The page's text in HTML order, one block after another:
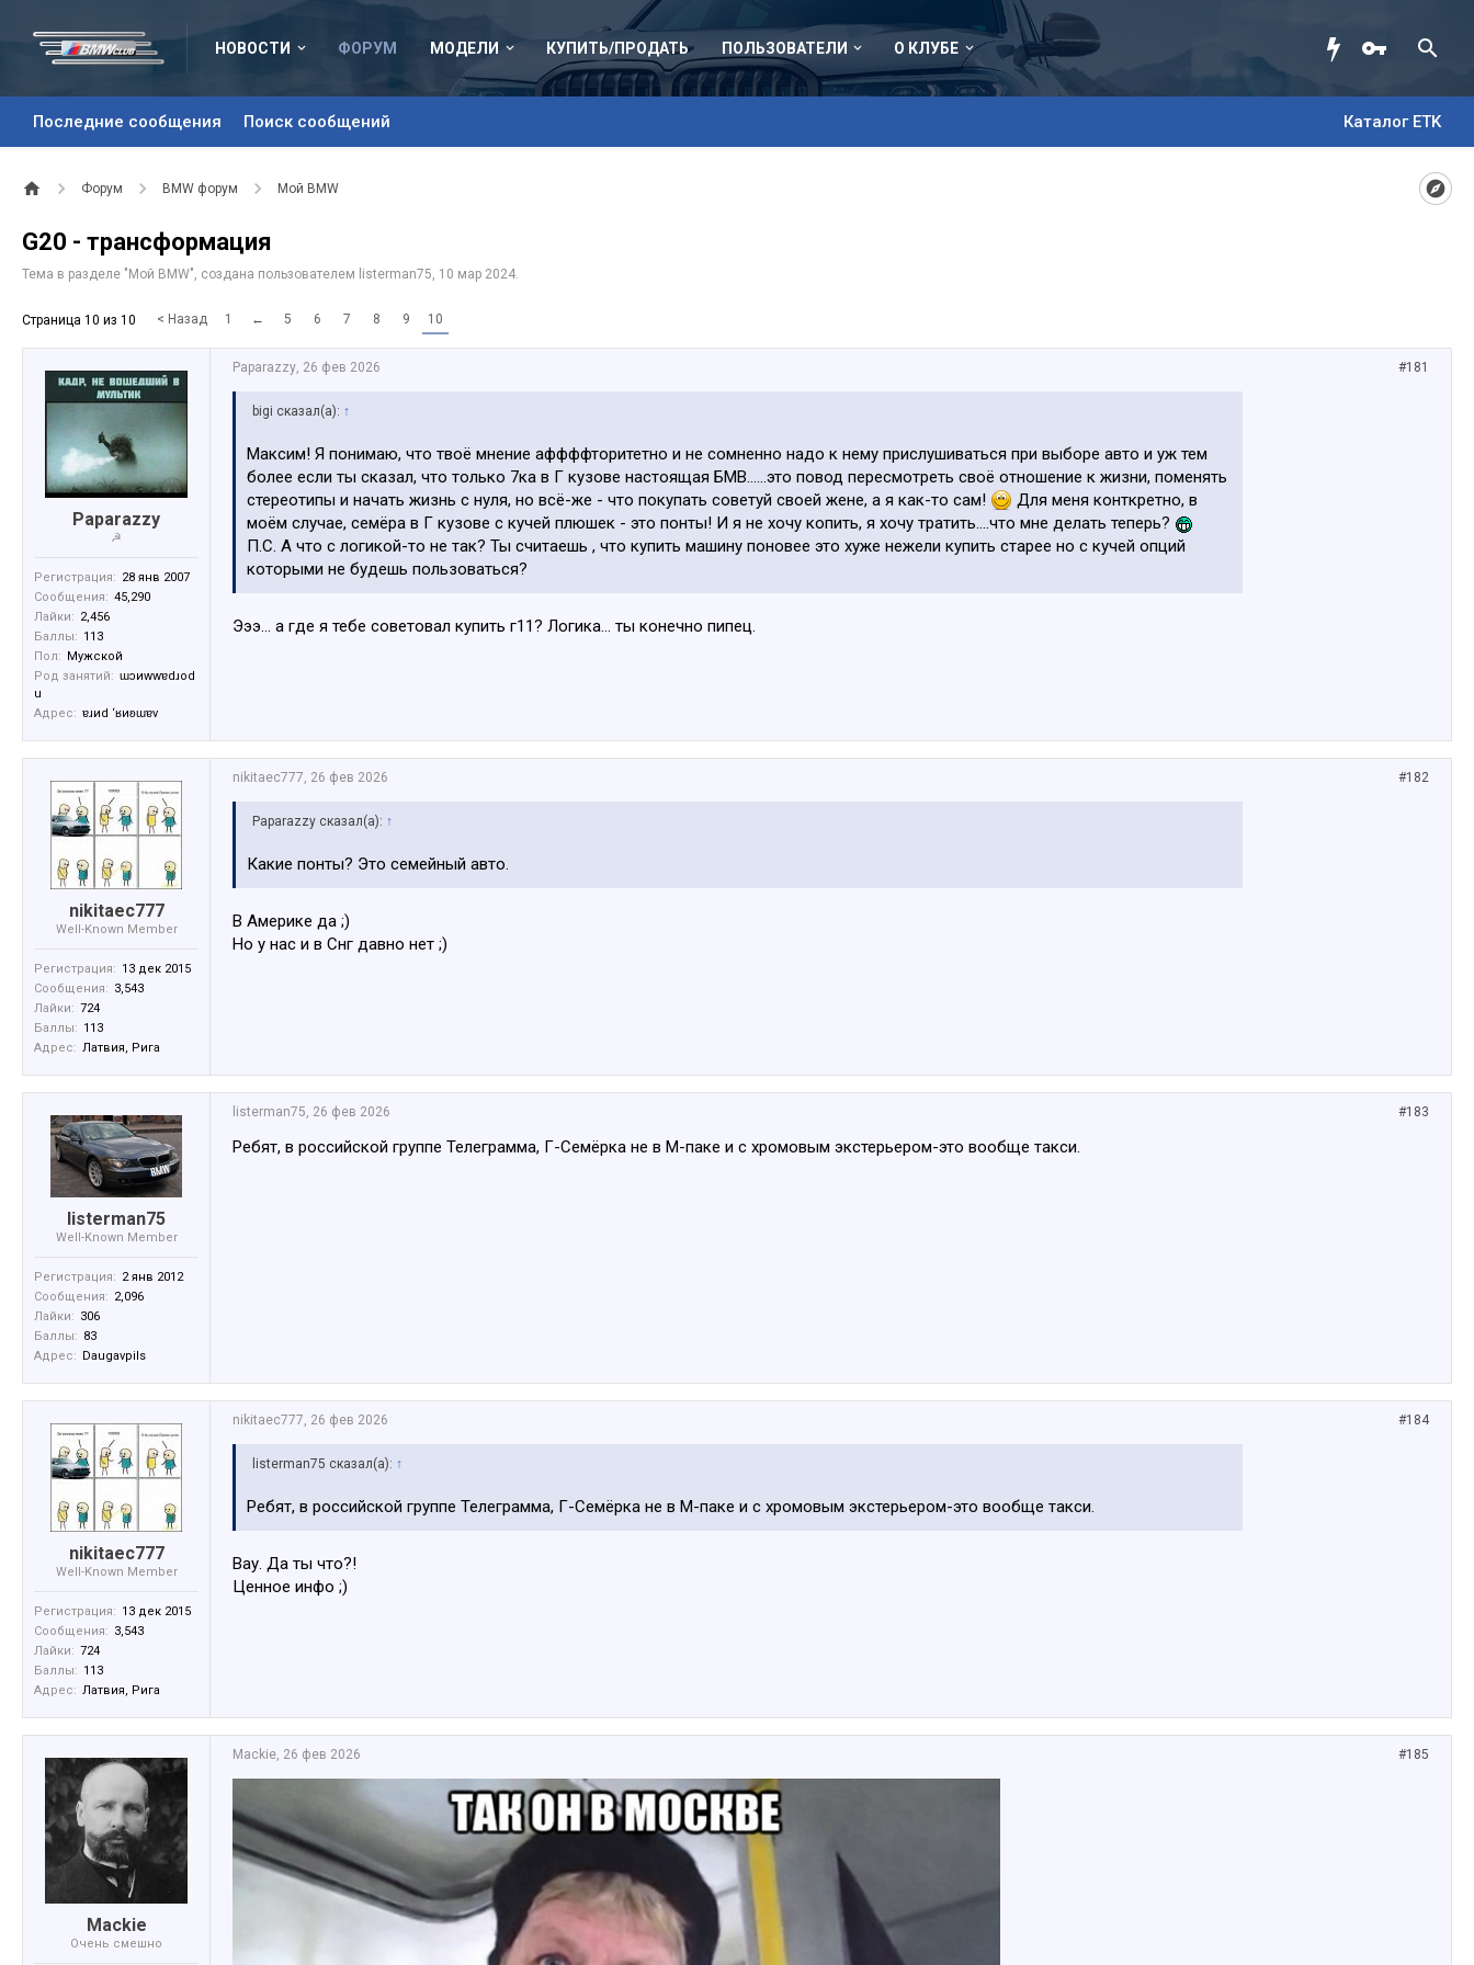
НОВОСТИ ФОРУМ
Последние сообщения Поиск сообщений Каталог ETK
МОДЕЛИ КУПИТЬ/ПРОДАТЬ ПОЛЬЗОВАТЕЛИ О КЛУБЕ
Форум BMW форум Мой BMW
G20 - трансформация
Тема в разделе " Мой BMW", создана пользователем listerman75, 10 мар 2024.
Страница 10 из 10 < Назад 1 ← 5 6 7 8 9 10
Paparazzy
☭
Регистрация: 28 янв 2007
Сообщения: 45,290
Лайки: 2,456
Баллы: 113
Пол:
Мужской
Род занятий: ɯɔиwwɐdɹоd
u
Адрес: ɐɹиd ‘ʁиʚɯɐv
#181
Paparazzy, 26 фев 2026
bigi сказал(а): ↑
Максим! Я понимаю, что твоё мнение аффффторитетно и не сомненно надо к нему прислушиваться при выборе авто и уж тем
более если ты сказал, что только 7ка в Г кузове настоящая БМВ......это повод пересмотреть своё отношение к жизни, поменять
стереотипы и начать жизнь с нуля, но всё-же - что покупать советуй своей жене, а я как-то сам!
Для меня конткретно, в
моём случае, семёра в Г кузове с кучей плюшек - это понты! И я не хочу копить, я хочу тратить....что мне делать теперь?
П.С. А что с логикой-то не так? Ты считаешь , что купить машину поновее это хуже нежели купить старее но с кучей опций
которыми не будешь пользоваться?
Эээ… а где я тебе советовал купить г11? Логика… ты конечно пипец.
nikitaec777
Well-Known Member
Регистрация: 13 дек 2015
Сообщения: 3,543
Лайки: 724
Баллы: 113
Адрес: Латвия, Рига
#182
nikitaec777, 26 фев 2026
Paparazzy сказал(а): ↑
Какие понты? Это семейный авто.
В Америке да ;)
Но у нас и в Снг давно нет ;)
listerman75
Well-Known Member
Регистрация: 2 янв 2012
Сообщения: 2,096
Лайки: 306
Баллы: 83
Адрес:
Daugavpils
#183
listerman75, 26 фев 2026
Ребят, в российской группе Телеграмма, Г-Семёрка не в М-паке и с хромовым экстерьером-это вообще такси.
nikitaec777
Well-Known Member
Регистрация: 13 дек 2015
Сообщения: 3,543
Лайки: 724
Баллы: 113
Адрес: Латвия, Рига
#184
nikitaec777, 26 фев 2026
listerman75 сказал(а): ↑
Ребят, в российской группе Телеграмма, Г-Семёрка не в М-паке и с хромовым экстерьером-это вообще такси.
Вау. Да ты что?!
Ценное инфо ;)
Mackie
Очень смешно
#185
Mackie, 26 фев 2026